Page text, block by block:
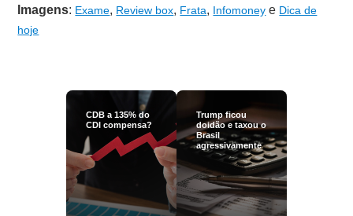
Imagens: Exame, Review box, Frata, Infomoney e Dica de
hoje
CDB a 135% do
CDI compensa?
Trump ficou
doidão e taxou o
Brasil
agressivamente